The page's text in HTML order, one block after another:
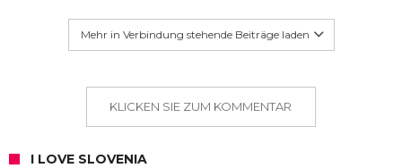
Mehr in Verbindung stehende Beiträge laden
KLICKEN SIE ZUM KOMMENTAR
I LOVE SLOVENIA